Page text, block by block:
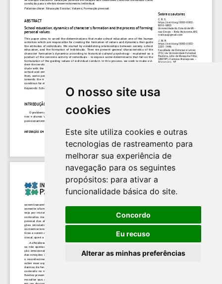
O nosso site usa
cookies
Este site utiliza cookies e outras
tecnologias de rastreamento para
melhorar sua experiência de
navegação para os seguintes
propósitos: para ativar a
funcionalidade básica do site.
Concordo
Eu recuso
Alterar as minhas preferências